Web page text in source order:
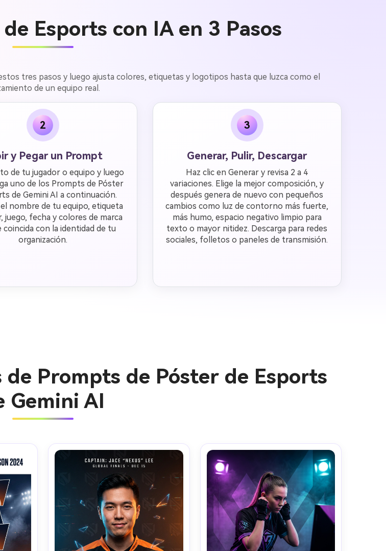
Esports con IA en 3 Pasos
tres pasos y luego ajusta colores, etiquetas y logotipos hasta que luzca como el
de un equipo real.
2
y Pegar un Prompt
de tu jugador o equipo y luego
uno de los Prompts de Póster
de Gemini AI a continuación.
nombre de tu equipo, etiqueta
juego, fecha y colores de marca
coincida con la identidad de tu
organización.
3
Generar, Pulir, Descargar
Haz clic en Generar y revisa 2 a 4
variaciones. Elige la mejor composición, y
después genera de nuevo con pequeños
cambios como luz de contorno más fuerte,
más humo, espacio negativo limpio para
texto o mayor nitidez. Descarga para redes
sociales, folletos o paneles de transmisión.
de Prompts de Póster de Esports
Gemini AI
Crea imágenes IA
ilimitadas. 100 %